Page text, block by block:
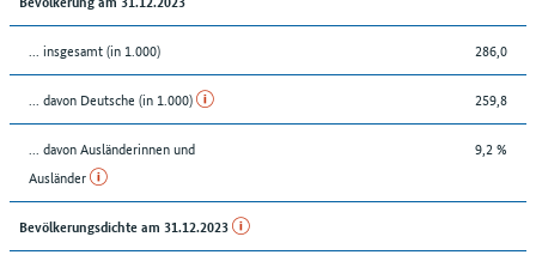
... insgesamt (in 1.000) 286,0
... davon Deutsche (in 1.000) 259,8
... davon Ausländerinnen und
Ausländer
9,2 %
Bevölkerungsdichte am 31.12.2023